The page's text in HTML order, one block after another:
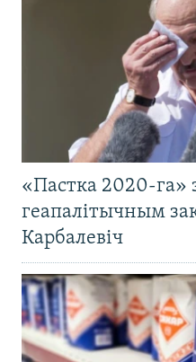
«Пастка 2020-га»
геапалітычным
Карбалевіч